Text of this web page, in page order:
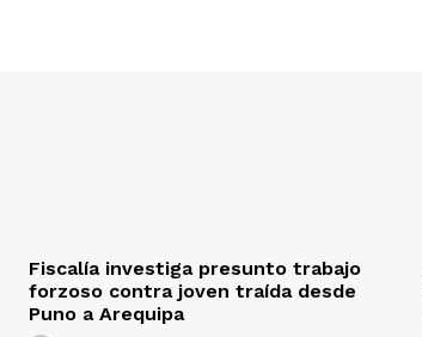
Fiscalía investiga presunto trabajo
forzoso contra joven traída desde
Puno a Arequipa